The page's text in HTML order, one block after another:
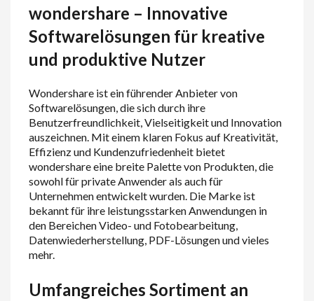
wondershare – Innovative
Softwarelösungen für kreative
und produktive Nutzer
Wondershare ist ein führender Anbieter von
Softwarelösungen, die sich durch ihre
Benutzerfreundlichkeit, Vielseitigkeit und Innovation
auszeichnen. Mit einem klaren Fokus auf Kreativität,
Effizienz und Kundenzufriedenheit bietet
wondershare eine breite Palette von Produkten, die
sowohl für private Anwender als auch für
Unternehmen entwickelt wurden. Die Marke ist
bekannt für ihre leistungsstarken Anwendungen in
den Bereichen Video- und Fotobearbeitung,
Datenwiederherstellung, PDF-Lösungen und vieles
mehr.
Umfangreiches Sortiment an